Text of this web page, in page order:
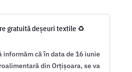
gratuită deșeuri textile ♻️
informăm că în data de 16 iunie
din Orțișoara, se va